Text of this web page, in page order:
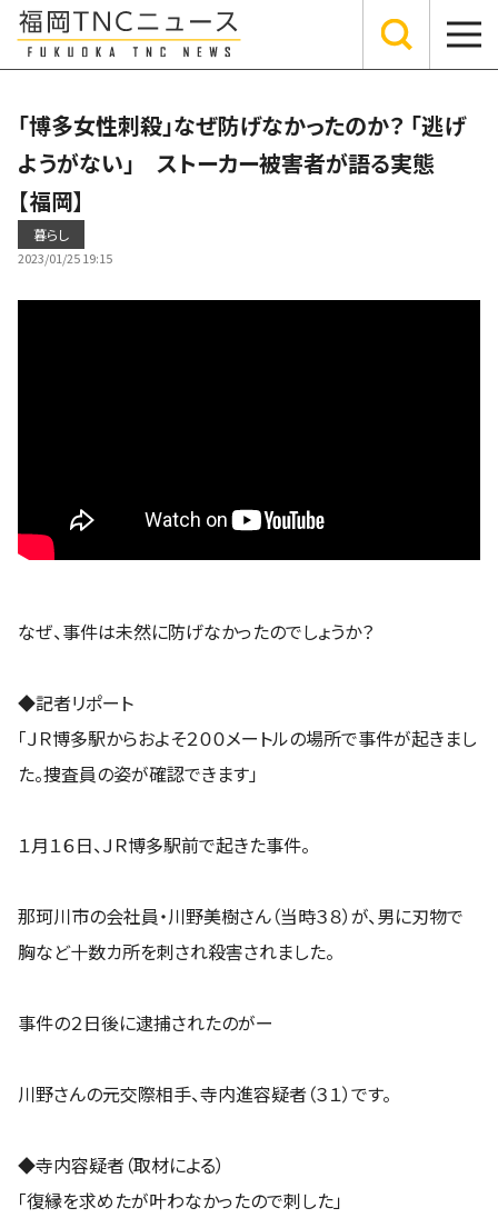
「博多女性刺殺」なぜ防げなかったのか？ 「逃げ
ようがない」 ストーカー被害者が語る実態
【福岡】
暮らし
2023/01/25 19:15
なぜ、事件は未然に防げなかったのでしょうか？
◆記者リポート
「ＪＲ博多駅からおよそ２００メートルの場所で事件が起きまし
た。捜査員の姿が確認できます」
１月１６日、ＪＲ博多駅前で起きた事件。
那珂川市の会社員・川野美樹さん（当時３８）が、男に刃物で
胸など十数カ所を刺され殺害されました。
事件の２日後に逮捕されたのがー
川野さんの元交際相手、寺内進容疑者（３１）です。
◆寺内容疑者（取材による）
「復縁を求めたが叶わなかったので刺した」